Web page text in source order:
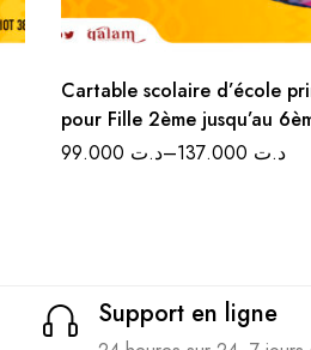
Cartable scolaire d’école
pour Fille 2ème jusqu’au
د.ت– د.ت
Support en ligne